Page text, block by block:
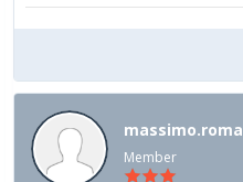
massimo.roma
Member